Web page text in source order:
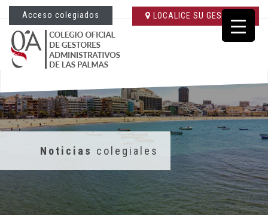
Acceso colegiados LOCALICE SU GESTORÍA
Noticias colegiales